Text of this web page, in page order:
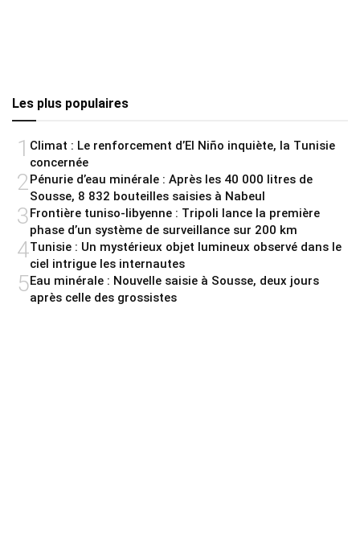
Les plus populaires
1 Climat : Le renforcement d’El Niño inquiète, la Tunisie
concernée
2Pénurie d’eau minérale : Après les 40 000 litres de
Sousse, 8 832 bouteilles saisies à Nabeul
3Frontière tuniso-libyenne : Tripoli lance la première
phase d’un système de surveillance sur 200 km
4Tunisie : Un mystérieux objet lumineux observé dans le
ciel intrigue les internautes
5Eau minérale : Nouvelle saisie à Sousse, deux jours
après celle des grossistes